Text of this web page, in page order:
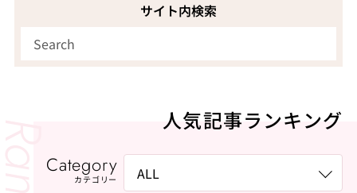
サイト内検索
人気記事ランキング
Category
カテゴリー